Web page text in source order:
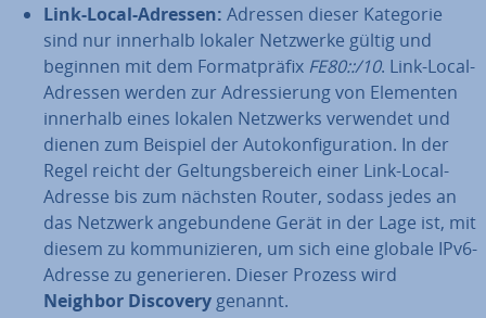
Link-Local-Adressen: Adressen dieser Kategorie
sind nur innerhalb lokaler Netzwerke gültig und
beginnen mit dem For­mat­prä­fix FE80::/10. Link-Local-
Adressen werden zur Adres­sie­rung von Elementen
innerhalb eines lokalen Netzwerks verwendet und
dienen zum Beispiel der Au­to­kon­fi­gu­ra­ti­on. In der
Regel reicht der Gel­tungs­be­reich einer Link-Local-
Adresse bis zum nächsten Router, sodass jedes an
das Netzwerk an­ge­bun­de­ne Gerät in der Lage ist, mit
diesem zu kom­mu­ni­zie­ren, um sich eine globale IPv6-
Adresse zu ge­ne­rie­ren. Dieser Prozess wird
Neighbor Discovery genannt.